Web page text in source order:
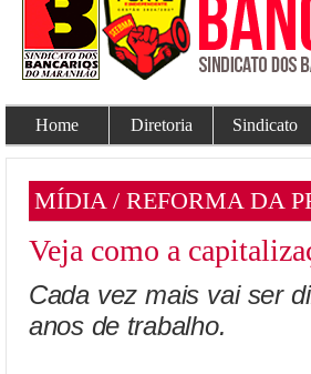
Home Diretoria Sindicato
MÍDIA / REFORMA DA
Veja como a
Cada vez mais vai ser
anos de trabalho.